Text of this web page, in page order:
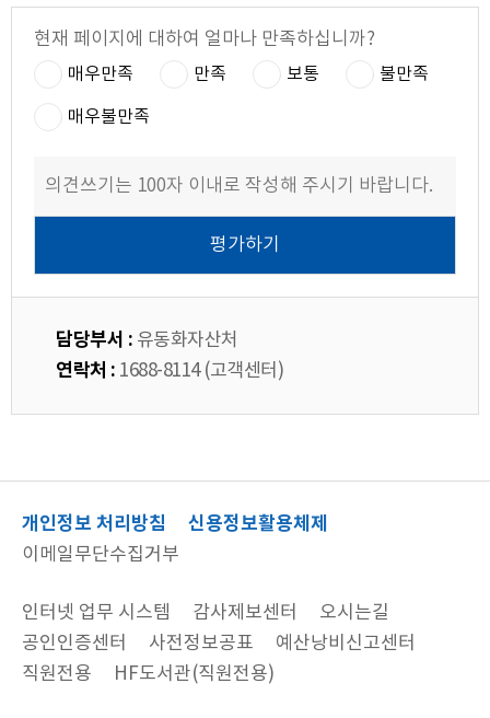
현재 페이지에 대하여 얼마나 만족하십니까?
매우만족 만족 보통 불만족
매우불만족
담당부서 : 유동화자산처
연락처 : 1688-8114 (고객센터)
개인정보 처리방침 신용정보활용체제
이메일무단수집거부
인터넷 업무 시스템 감사제보센터
오시는길
공인인증센터
사전정보공표
예산낭비신고센터
직원전용
HF도서관(직원전용)